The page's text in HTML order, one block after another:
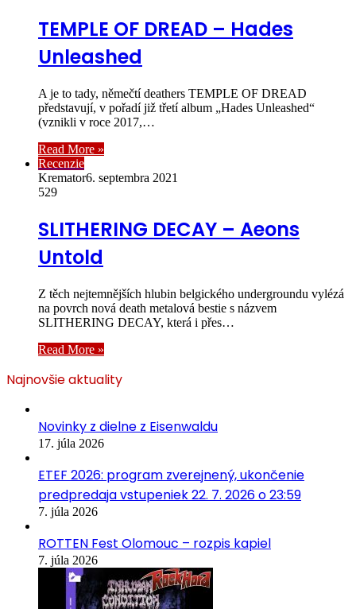
TEMPLE OF DREAD – Hades
Unleashed
A je to tady, němečtí deathers TEMPLE OF DREAD
představují, v pořadí již třetí album „Hades Unleashed“
(vznikli v roce 2017,…
Read More »
Recenzie
Kremator6. septembra 2021
529
SLITHERING DECAY – Aeons
Untold
Z těch nejtemnějších hlubin belgického undergroundu vylézá
na povrch nová death metalová bestie s názvem
SLITHERING DECAY, která i přes…
Read More »
Najnovšie aktuality
Novinky z dielne z Eisenwaldu
17. júla 2026
ETEF 2026: program zverejnený, ukončenie
predpredaja vstupeniek 22. 7. 2026 o 23:59
7. júla 2026
ROTTEN Fest Olomouc – rozpis kapiel
7. júla 2026